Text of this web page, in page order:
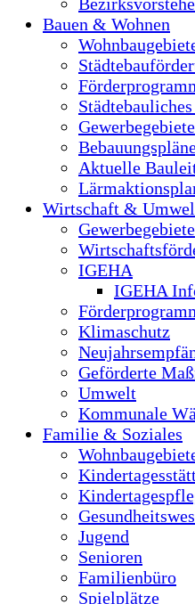
Bauen & Wohnen
Gewerbegebiete
Aktuelle
Wirtschaft &
Gewerbegebiete
IGEHA
IGEHA
Klimaschutz
Geförderte
Umwelt
Kommunale
Familie & Soziales
Jugend
Senioren
Familienbüro
Spielplätze